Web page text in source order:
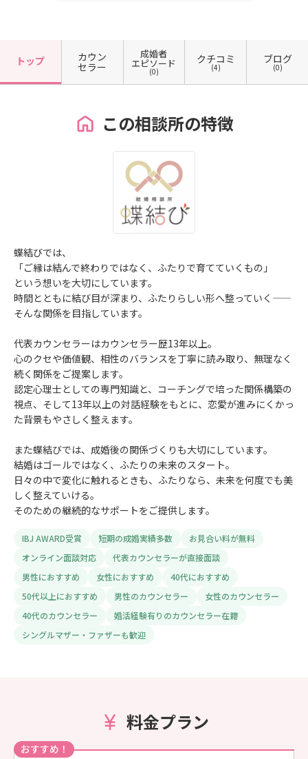
トップ カウン
セラー
成婚者
エピソード
(0)
クチコミ
(4)
ブログ
(0)
この相談所の特徴
蝶結びでは、
「ご縁は結んで終わりではなく、ふたりで育てていくもの」
という想いを大切にしています。
時間とともに結び目が深まり、ふたりらしい形へ整っていく——
そんな関係を目指しています。
代表カウンセラーはカウンセラー歴13年以上。
心のクセや価値観、相性のバランスを丁寧に読み取り、無理なく
続く関係をご提案します。
認定心理士としての専門知識と、コーチングで培った関係構築の
視点、そして13年以上の対話経験をもとに、恋愛が進みにくかっ
た背景もやさしく整えます。
また蝶結びでは、成婚後の関係づくりも大切にしています。
結婚はゴールではなく、ふたりの未来のスタート。
日々の中で変化に触れるときも、ふたりなら、未来を何度でも美
しく整えていける。
そのための継続的なサポートをご提供します。
IBJ AWARD受賞 短期の成婚実績多数
お見合い料が無料
オンライン面談対応
代表カウンセラーが直接面談
男性におすすめ
女性におすすめ
40代におすすめ
50代以上におすすめ
男性のカウンセラー
女性のカウンセラー
40代のカウンセラー
婚活経験有りのカウンセラー在籍
シングルマザー・ファザーも歓迎
料金プラン
おすすめ！